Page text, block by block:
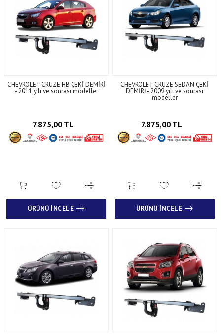
CHEVROLET CRUZE HB ÇEKİ DEMİRİ
- 2011 yılı ve sonrası modeller
7.875,00 TL
ÜRÜNÜ İNCELE
CHEVROLET CRUZE SEDAN ÇEKİ
DEMİRİ - 2009 yılı ve sonrası
modeller
7.875,00 TL
ÜRÜNÜ İNCELE